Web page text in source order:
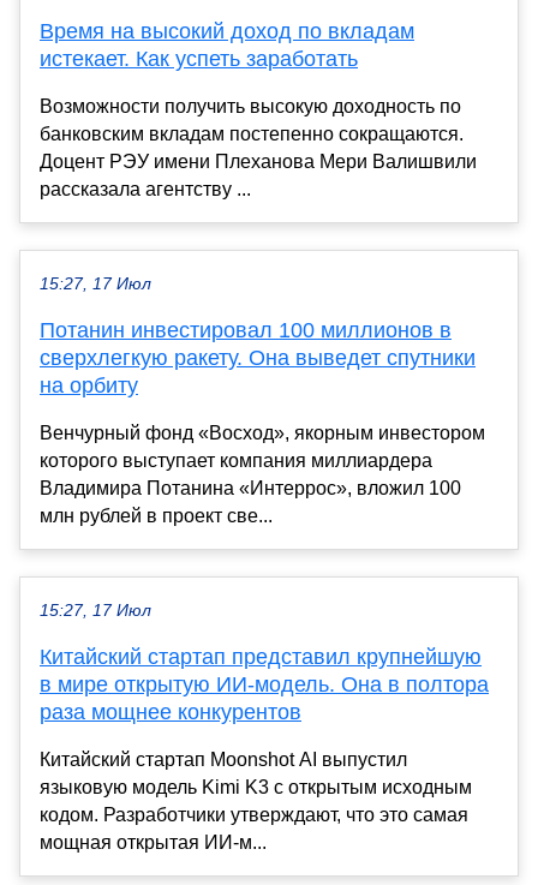
Время на высокий доход по вкладам
истекает. Как успеть заработать
Возможности получить высокую доходность по
банковским вкладам постепенно сокращаются.
Доцент РЭУ имени Плеханова Мери Валишвили
рассказала агентству ...
15:27, 17 Июл
Потанин инвестировал 100 миллионов в
сверхлегкую ракету. Она выведет спутники
на орбиту
Венчурный фонд «Восход», якорным инвестором
которого выступает компания миллиардера
Владимира Потанина «Интеррос», вложил 100
млн рублей в проект све...
15:27, 17 Июл
Китайский стартап представил крупнейшую
в мире открытую ИИ-модель. Она в полтора
раза мощнее конкурентов
Китайский стартап Moonshot AI выпустил
языковую модель Kimi K3 с открытым исходным
кодом. Разработчики утверждают, что это самая
мощная открытая ИИ-м...